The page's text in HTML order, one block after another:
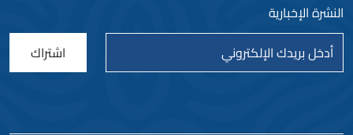
النشرة الإخبارية
اشتراك